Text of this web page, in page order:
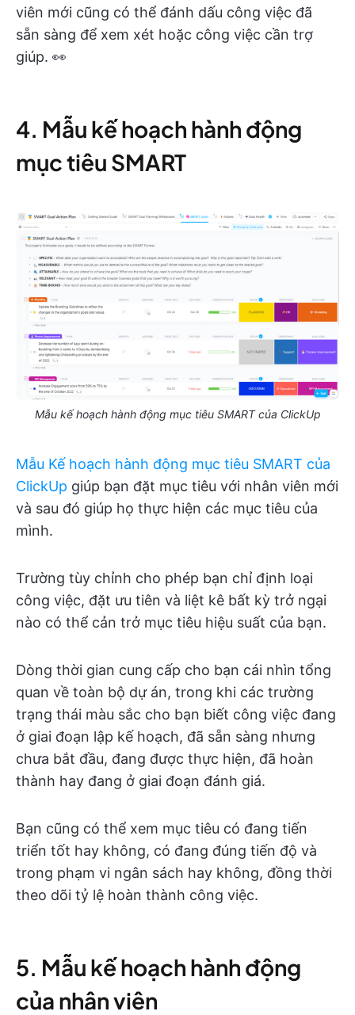
viên mới cũng có thể đánh dấu công việc đã
sẵn sàng để xem xét hoặc công việc cần trợ
giúp. 👀
4. Mẫu kế hoạch hành động
mục tiêu SMART
Mẫu kế hoạch hành động mục tiêu SMART của ClickUp
Mẫu Kế hoạch hành động mục tiêu SMART của
ClickUp giúp bạn đặt mục tiêu với nhân viên mới
và sau đó giúp họ thực hiện các mục tiêu của
mình.
Trường tùy chỉnh cho phép bạn chỉ định loại
công việc, đặt ưu tiên và liệt kê bất kỳ trở ngại
nào có thể cản trở mục tiêu hiệu suất của bạn.
Dòng thời gian cung cấp cho bạn cái nhìn tổng
quan về toàn bộ dự án, trong khi các trường
trạng thái màu sắc cho bạn biết công việc đang
ở giai đoạn lập kế hoạch, đã sẵn sàng nhưng
chưa bắt đầu, đang được thực hiện, đã hoàn
thành hay đang ở giai đoạn đánh giá.
Bạn cũng có thể xem mục tiêu có đang tiến
triển tốt hay không, có đang đúng tiến độ và
trong phạm vi ngân sách hay không, đồng thời
theo dõi tỷ lệ hoàn thành công việc.
5. Mẫu kế hoạch hành động
của nhân viên